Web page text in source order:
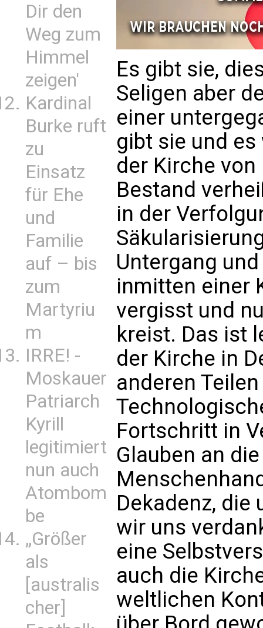
Dir den
Weg zum
Himmel
zeigen'
Kardinal
Burke ruft
zu
Einsatz
für Ehe
und
Familie
auf – bis
zum
Martyriu
m
IRRE! -
Moskauer
Patriarch
Kyrill
legitimiert
nun auch
Atombom
be
„Größer
als
[australis
cher]
Es gibt sie,
Seligen aber
einer
gibt sie und
der Kirche
Bestand
in der
Untergang
inmitten einer
vergisst und
kreist. Das ist
der Kirche in
anderen
Fortschritt in
Glauben an
Dekadenz, die
wir uns
eine
auch die
weltlichen